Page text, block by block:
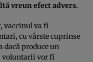
vreun efect advers.
vaccinul va fi
cu vârste cuprinse
dacă produce un
voluntarii vor fi